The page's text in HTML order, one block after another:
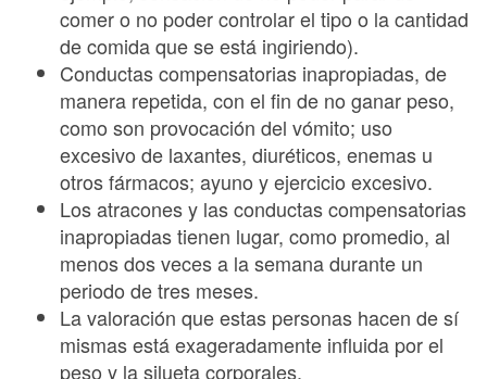
comer o no poder controlar el tipo o la cantidad
de comida que se está ingiriendo).
Conductas compensatorias inapropiadas, de
manera repetida, con el fin de no ganar peso,
como son provocación del vómito; uso
excesivo de laxantes, diuréticos, enemas u
otros fármacos; ayuno y ejercicio excesivo.
Los atracones y las conductas compensatorias
inapropiadas tienen lugar, como promedio, al
menos dos veces a la semana durante un
periodo de tres meses.
La valoración que estas personas hacen de sí
mismas está exageradamente influida por el
peso y la silueta corporales.